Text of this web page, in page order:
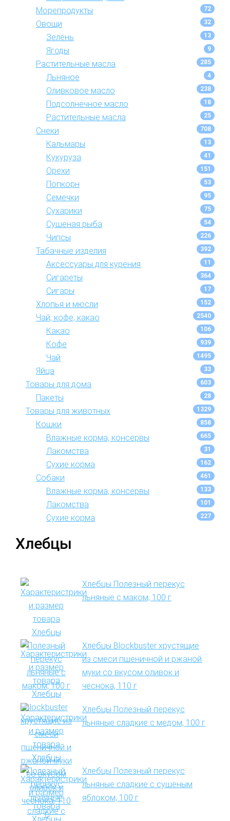
Морепродукты
72
Овощи 32
Зелень 13
Ягоды 9
Растительные масла 285
Льняное 4
Оливковое масло 238
Подсолнечное масло 18
Растительные масла 25
Снеки 708
Кальмары 13
Кукуруза 41
Орехи 151
Попкорн 53
Семечки 95
Сухарики 75
Сушеная рыба 54
Чипсы 226
Табачные изделия 392
Аксессуары для курения 11
Сигареты 364
Сигары 17
Хлопья и мюсли 152
Чай, кофе, какао 2540
Какао 106
Кофе 939
Чай 1495
Яйца 33
Товары для дома 603
Пакеты 28
Товары для животных 1329
Кошки 858
Влажные корма, консервы 665
Лакомства 31
Сухие корма 162
Собаки 461
Влажные корма, консервы 133
Лакомства 101
Сухие корма 227
Хлебцы
Хлебцы Полезный перекус
льняные с маком, 100 г
Хлебцы Blockbuster хрустящие
из смеси пшеничной и ржаной
муки со вкусом оливок и
чеснока, 110 г
Хлебцы Полезный перекус
льняные сладкие с медом, 100 г
Хлебцы Полезный перекус
льняные сладкие с сушеным
яблоком, 100 г